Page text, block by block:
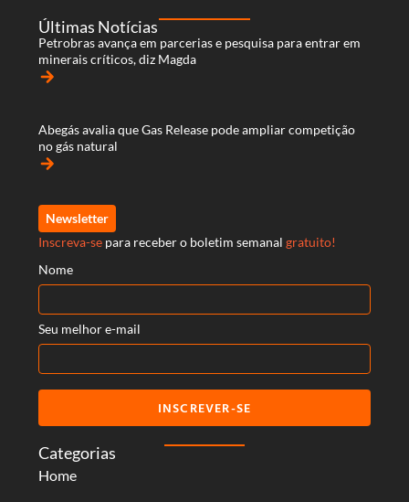
Categorias
Home
Últimas Notícias
Petrobras avança em parcerias e pesquisa para entrar em
minerais críticos, diz Magda
arrow_forward
Abegás avalia que Gas Release pode ampliar competição
no gás natural
arrow_forward
Newsletter
Inscreva-se para receber o boletim semanal gratuito!
Nome
Seu melhor e-mail
INSCREVER-SE